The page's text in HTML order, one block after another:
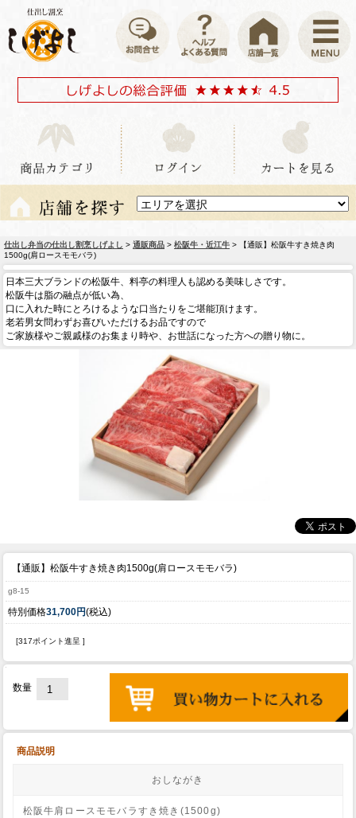
仕出し弁当の仕出し割烹しげよし > 通販商品 > 松阪牛・近江牛 > 【通販】松阪牛すき焼き肉
1500g(肩ロースモモバラ)
日本三大ブランドの松阪牛、料亭の料理人も認める美味しさです。
松阪牛は脂の融点が低い為、
口に入れた時にとろけるような口当たりをご堪能頂けます。
老若男女問わずお喜びいただけるお品ですので
ご家族様やご親戚様のお集まり時や、お世話になった方への贈り物に。
【通販】松阪牛すき焼き肉1500g(肩ロースモモバラ)
g8-15
特別価格31,700円(税込)
[317ポイント進呈 ]
数量
商品説明
おしながき
松阪牛肩ロースモモバラすき焼き(1500g)